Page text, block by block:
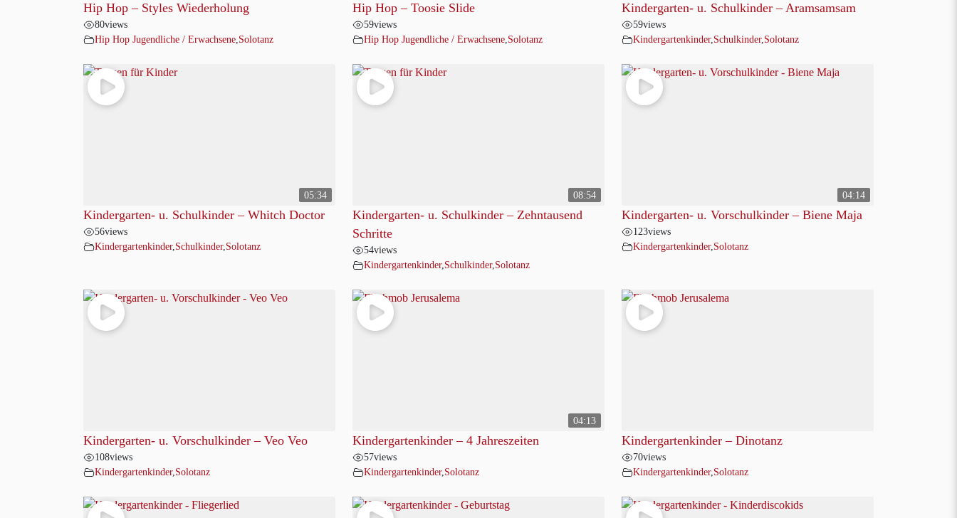
Hip Hop – Styles Wiederholung
80views
Hip Hop Jugendliche / Erwachsene Solotanz
Hip Hop – Toosie Slide
59views
Hip Hop Jugendliche / Erwachsene, Solotanz
Kindergarten- u. Schulkinder – Aramsamsam
59views
Kindergartenkinder, Schulkinder, Solotanz
05:34
Kindergarten- u. Schulkinder – Whitch Doctor
56views
Kindergartenkinder, Schulkinder, Solotanz
08:54
Kindergarten- u. Schulkinder – Zehntausend
Schritte
54views
Kindergartenkinder, Schulkinder, Solotanz
04:14
Kindergarten- u. Vorschulkinder – Biene Maja
123views
Kindergartenkinder, Solotanz
Kindergarten- u. Vorschulkinder – Veo Veo
108views
Kindergartenkinder,Solotanz
04:13
Kindergartenkinder – 4 Jahreszeiten
57views
Kindergartenkinder,Solotanz
Kindergartenkinder – Dinotanz
70views
Kindergartenkinder,Solotanz